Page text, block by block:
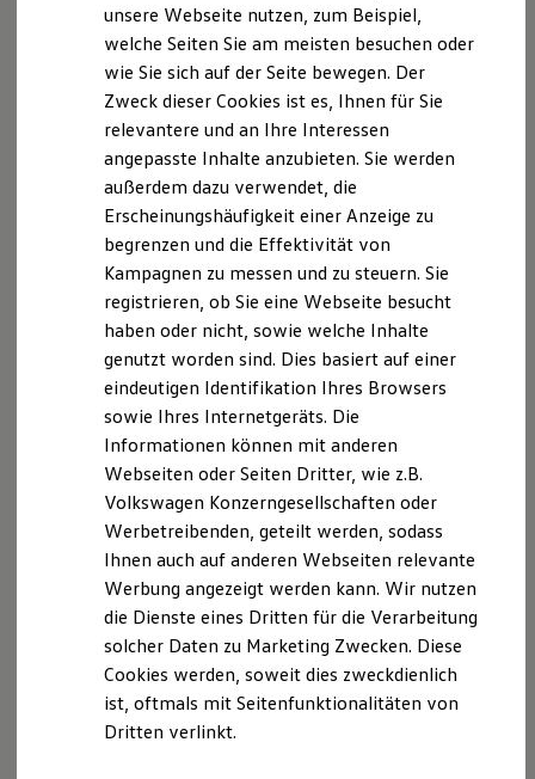
Nachhaltigkeit
Technologie
Kosten und Kauf
Kaufoptionen
E-Auto-Förderung
Software und Konnektivität
Die ID. Software 6
ID. Software Versionen und Updates
Digitale Extras
Schnittstellen zu Ihrem ID.
Hybridautos
Marke und Erlebnis
Volkswagen R und R Experience
R-Modelle
R Experience
Driving Experience
Volkswagen entdecken
Werkbesichtigung
Lifestyle Shop
T-Roc Kollektion
Golf Kollektion
ID. Kollektion
Volkswagen Kollektion
R-Kollektion
GTI Kollektion
Fußball Drop
we drive football
#wedriveproud
Besitzer und Service
Software Updates
Service und Ersatzteile
Streitbeilegungsverfahren bei folgender
Verbraucherschlichtungsstelle bereit:
Allgemeine VerbraucherschlichtungsstelleDEs
Zentrums für Schlichtung e.V.
Straßburger Straße 8
77694 Kehl am Rhein
Datenschutzerklärung
A. Verantwortlicher
Wir freuen uns, dass Sie unsere Webseite der
Autohaus Schlögl GmbH & Co. KG, Trostberger Str. 1 +
3, 83301 Traunreut,info@schloegl.debesuchen. Im
Folgenden informieren wir Sie über die Verarbeitung
Ihrer personenbezogenen Daten durch uns im
Zusammenhang mit Ihrem Besuch unserer Webseite.
B. Verarbeitung Ihrer personenbezogenen Daten
Unsere Webseite bietet Ihnen verschiedene
Angebote, die wir Ihnen in Bezug auf dabei durch uns
verarbeitete personenbezogene Daten im Folgenden
näher erläutern möchten. Bei der Datenverarbeitung
unsere Webseite nutzen, zum Beispiel,
welche Seiten Sie am meisten besuchen oder
wie Sie sich auf der Seite bewegen. Der
Zweck dieser Cookies ist es, Ihnen für Sie
relevantere und an Ihre Interessen
angepasste Inhalte anzubieten. Sie werden
außerdem dazu verwendet, die
Erscheinungshäufigkeit einer Anzeige zu
begrenzen und die Effektivität von
Kampagnen zu messen und zu steuern. Sie
registrieren, ob Sie eine Webseite besucht
haben oder nicht, sowie welche Inhalte
genutzt worden sind. Dies basiert auf einer
eindeutigen Identifikation Ihres Browsers
sowie Ihres Internetgeräts. Die
Informationen können mit anderen
Webseiten oder Seiten Dritter, wie z.B.
Volkswagen Konzerngesellschaften oder
Werbetreibenden, geteilt werden, sodass
Ihnen auch auf anderen Webseiten relevante
Werbung angezeigt werden kann. Wir nutzen
die Dienste eines Dritten für die Verarbeitung
solcher Daten zu Marketing Zwecken. Diese
Cookies werden, soweit dies zweckdienlich
ist, oftmals mit Seitenfunktionalitäten von
Dritten verlinkt.